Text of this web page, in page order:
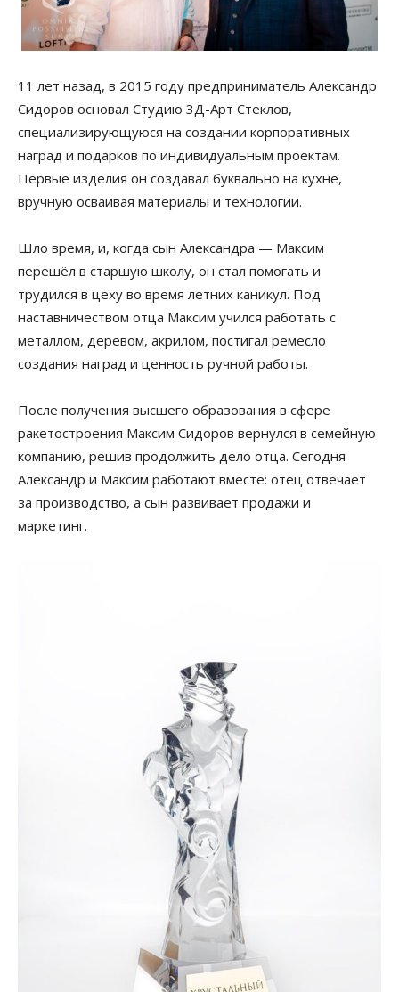
11 лет назад, в 2015 году предприниматель Александр
Сидоров основал Студию 3Д-Арт Стеклов,
специализирующуюся на создании корпоративных
наград и подарков по индивидуальным проектам.
Первые изделия он создавал буквально на кухне,
вручную осваивая материалы и технологии.
Шло время, и, когда сын Александра — Максим
перешёл в старшую школу, он стал помогать и
трудился в цеху во время летних каникул. Под
наставничеством отца Максим учился работать с
металлом, деревом, акрилом, постигал ремесло
создания наград и ценность ручной работы.
После получения высшего образования в сфере
ракетостроения Максим Сидоров вернулся в семейную
компанию, решив продолжить дело отца. Сегодня
Александр и Максим работают вместе: отец отвечает
за производство, а сын развивает продажи и
маркетинг.